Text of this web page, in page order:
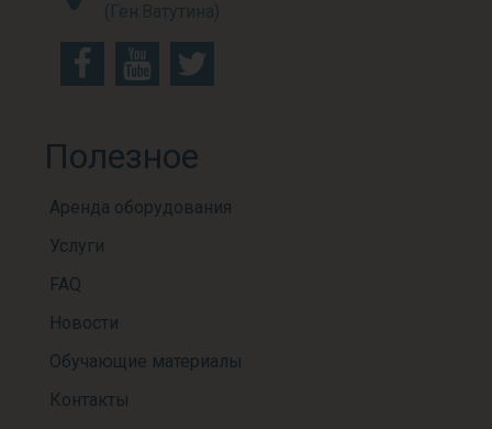
(Ген.Ватутина)
Полезное
Аренда оборудования
Услуги
FAQ
Новости
Обучающие материалы
Контакты